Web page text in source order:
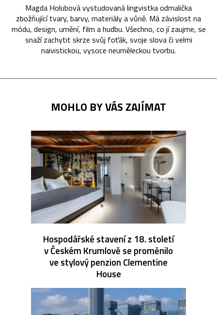
Magda Holubová vystudovaná lingvistka odmalička
zbožňující tvary, barvy, materiály a vůně. Má závislost na
módu, design, umění, film a hudbu. Všechno, co jí zaujme, se
snaží zachytit skrze svůj foťák, svoje slova či velmi
naivistickou, vysoce neuměleckou tvorbu.
MOHLO BY VÁS ZAJÍMAT
Hospodářské stavení z 18. století
v Českém Krumlově se proměnilo
ve stylový penzion Clementine
House